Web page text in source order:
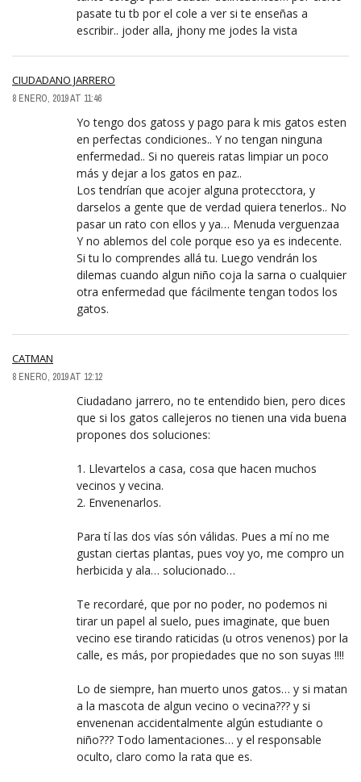
pasate tu tb por el cole a ver si te enseñas a
escribir.. joder alla, jhony me jodes la vista
CIUDADANO JARRERO
8 ENERO, 2019 AT 11:46
Yo tengo dos gatoss y pago para k mis gatos esten
en perfectas condiciones.. Y no tengan ninguna
enfermedad.. Si no quereis ratas limpiar un poco
más y dejar a los gatos en paz..
Los tendrían que acojer alguna protecctora, y
darselos a gente que de verdad quiera tenerlos.. No
pasar un rato con ellos y ya… Menuda verguenzaa
Y no ablemos del cole porque eso ya es indecente.
Si tu lo comprendes allá tu. Luego vendrán los
dilemas cuando algun niño coja la sarna o cualquier
otra enfermedad que fácilmente tengan todos los
gatos.
CATMAN
8 ENERO, 2019 AT 12:12
Ciudadano jarrero, no te entendido bien, pero dices
que si los gatos callejeros no tienen una vida buena
propones dos soluciones:
1. Llevartelos a casa, cosa que hacen muchos
vecinos y vecina.
2. Envenenarlos.
Para tí las dos vías són válidas. Pues a mí no me
gustan ciertas plantas, pues voy yo, me compro un
herbicida y ala… solucionado…
Te recordaré, que por no poder, no podemos ni
tirar un papel al suelo, pues imaginate, que buen
vecino ese tirando raticidas (u otros venenos) por la
calle, es más, por propiedades que no son suyas !!!!
Lo de siempre, han muerto unos gatos… y si matan
a la mascota de algun vecino o vecina??? y si
envenenan accidentalmente algún estudiante o
niño??? Todo lamentaciones… y el responsable
oculto, claro como la rata que es.